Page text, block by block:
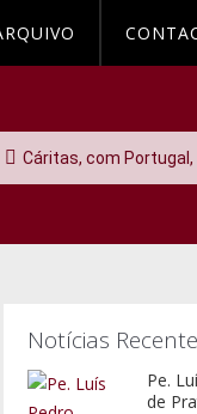
Cáritas, com
Notícias
Pe.
de